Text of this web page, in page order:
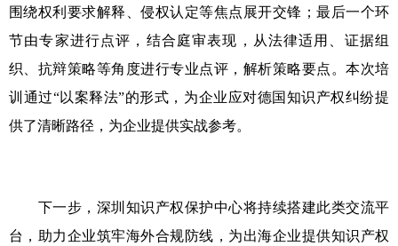
围绕权利要求解释、侵权认定等焦点展开交锋；最后一个环
节由专家进行点评，结合庭审表现，从法律适用、证据组
织、抗辩策略等角度进行专业点评，解析策略要点。本次培
训通过“以案释法”的形式，为企业应对德国知识产权纠纷提
供了清晰路径，为企业提供实战参考。
下一步，深圳知识产权保护中心将持续搭建此类交流平
台，助力企业筑牢海外合规防线，为出海企业提供知识产权